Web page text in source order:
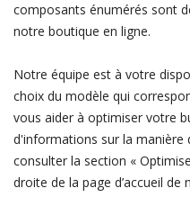
composants énumérés sont
notre boutique en ligne.
Notre équipe est à votre
choix du modèle qui
vous aider à optimiser votre
d'informations sur la manière
consulter la section «
droite de la page d’accueil de